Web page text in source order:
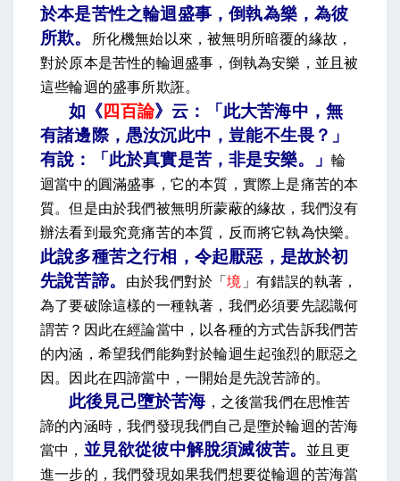
於本是苦性之輪迴盛事，倒執為樂，為彼
所欺。
所化機無始以來，被無明所暗覆的緣故，
對於原本是苦性的輪迴盛事，倒執為安樂，並且被
這些輪迴的盛事所欺誑。
如《 四百論》云：「此大苦海中，無
有諸邊際，愚汝沉此中，豈能不生畏？」
有說：「此於真實是苦，非是安樂。
」輪
迴當中的圓滿盛事，它的本質，實際上是痛苦的本
質。但是由於我們被無明所蒙蔽的緣故，我們沒有
辦法看到最究竟痛苦的本質，反而將它執為快樂。
此說多種苦之行相，令起厭惡，是故於初
先說苦諦。 由於我們對於「境 」有錯誤的執著，
為了要破除這樣的一種執著，我們必須要先認識何
謂苦？因此在經論當中，以各種的方式告訴我們苦
的內涵，希望我們能夠對於輪迴生起強烈的厭惡之
因。因此在四諦當中，一開始是先說苦諦的。
此後見己墮於苦海 ， 之後當我們在思惟苦
諦的內涵時，我們發現我們自己是墮於輪迴的苦海
當中， 並見欲從彼中解脫須滅彼苦。
並且更
進一步的，我們發現如果我們想要從輪迴的苦海當